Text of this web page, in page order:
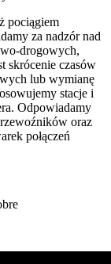
pociągiem
za nadzór nad
drogowych,
skrócenie czasów
lub wymianę
stacje i
Odpowiadamy
oraz
połączeń